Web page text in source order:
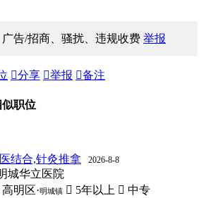
广告/招商、骚扰、违规收费举报
分享 举报 备注
职位
结合,针灸推拿 2026-8-8
城华立医院
高明区·明城镇  5年以上  中专